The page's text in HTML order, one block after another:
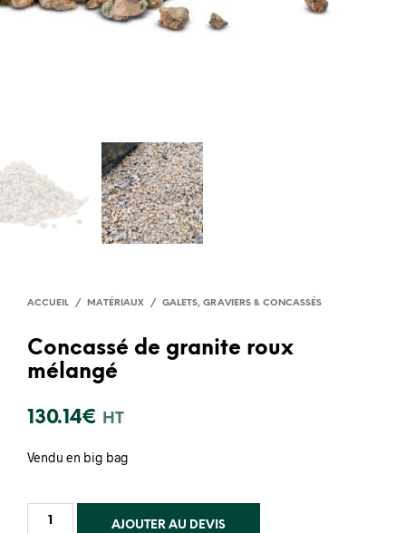
ACCUEIL / MATÉRIAUX / GALETS, GRAVIERS & CONCASSÉS
Concassé de granite roux
mélangé
130.14€ HT
Vendu en big bag
AJOUTER AU DEVIS